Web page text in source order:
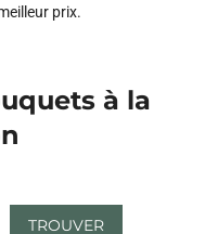
prix.
à la
TROUVER